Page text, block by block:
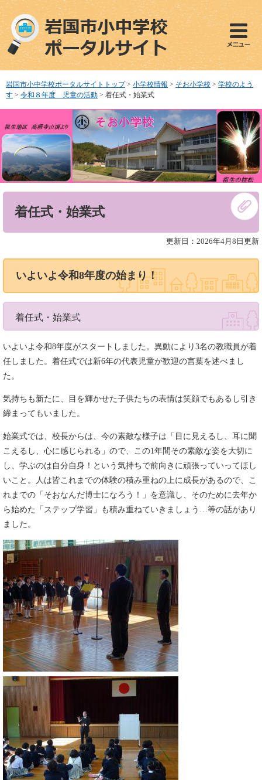
ペ
で
す
メ
ば
し
文
へ
岩国市小中学校ポータルサイトトップ > 小学校情報 > そお小学校 > 学校のよう
す > 令和８年度 児童の活動 > 着任式・始業式
着任式・始業式
更新日：2026年4月8日更新
いよいよ令和8年度の始まり！
着任式・始業式
いよいよ令和8年度がスタートしました。異動により3名の教職員が着
任しました。着任式では新6年の代表児童が歓迎の言葉を述べまし
た。
気持ちも新たに、目を輝かせた子供たちの表情は笑顔でもあるし引き
締まってもいました。
始業式では、校長からは、今の素敵な様子は「目に見えるし、耳に聞
こえるし、心に感じられる」ので、この1年間その素敵な姿を大切に
し、学ぶのは自分自身！という気持ちで前向きに頑張っていってほし
いこと。人は皆これまでの体験の積み重ねの上に成長があるので、こ
れまでの「そおなんだ博士になろう！」を意識し、そのために去年か
ら始めた「ステップ学習」も積み重ねていきましょう…等の話があり
ました。